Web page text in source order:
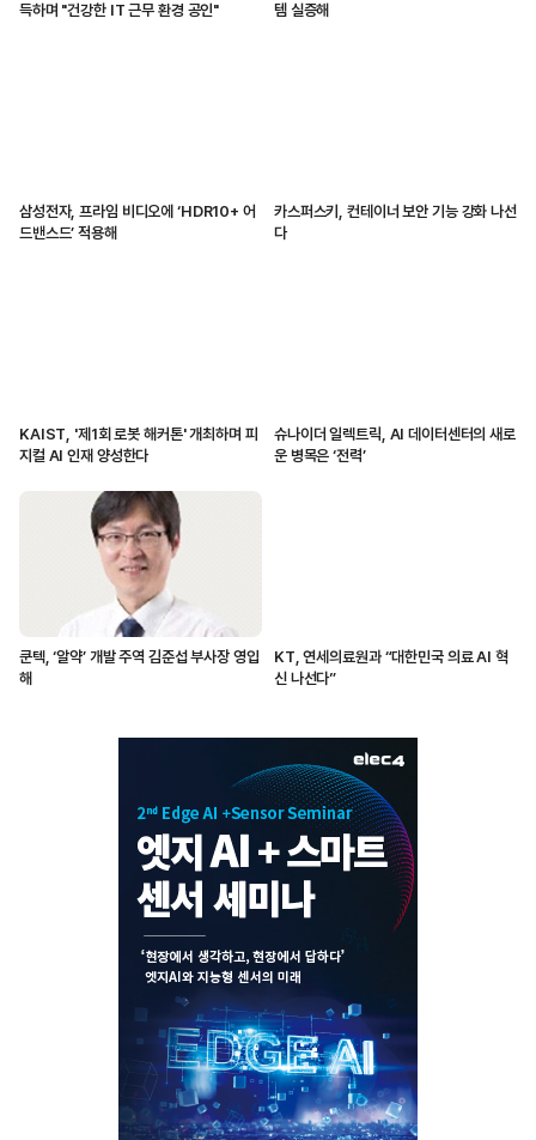
득하며 "건강한 IT 근무 환경 공인" 템 실증해
삼성전자, 프라임 비디오에 ‘HDR10+ 어
드밴스드’ 적용해
카스퍼스키, 컨테이너 보안 기능 강화 나선
다
KAIST, '제1회 로봇 해커톤' 개최하며 피
지컬 AI 인재 양성한다
슈나이더 일렉트릭, AI 데이터센터의 새로
운 병목은 ‘전력’
쿤텍, ‘알약’ 개발 주역 김준섭 부사장 영입
해
KT, 연세의료원과 “대한민국 의료 AI 혁
신 나선다”